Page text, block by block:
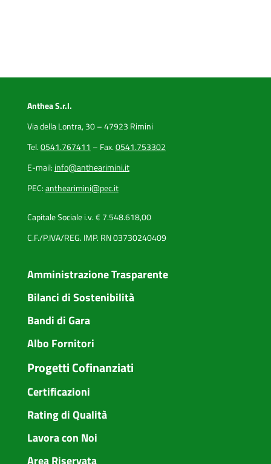
Anthea S.r.l.
Via della Lontra, 30 – 47923 Rimini
Tel.0541.767411 – Fax.0541.753302
E-mail: info@anthearimini.it
PEC:anthearimini@pec.it
Capitale Sociale i.v. € 7.548.618,00
C.F./P.IVA/REG. IMP. RN 03730240409
Amministrazione Trasparente
Bilanci di Sostenibilità
Bandi di Gara
Albo Fornitori
Progetti Cofinanziati
Certificazioni
Rating di Qualità
Lavora con Noi
Area Riservata